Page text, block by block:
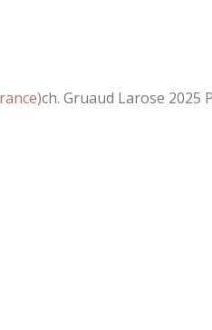
ch. Gruaud Larose 2025